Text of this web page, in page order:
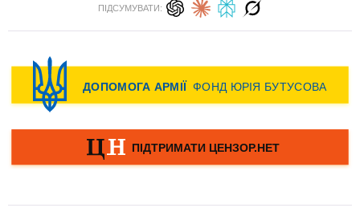
ПІДСУМУВАТИ: